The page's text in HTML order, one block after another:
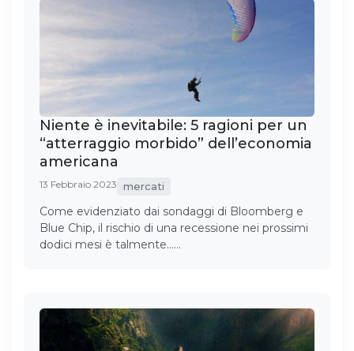
Niente è inevitabile: 5 ragioni per un
“atterraggio morbido” dell’economia
americana
13 Febbraio 2023 mercati
Come evidenziato dai sondaggi di Bloomberg e
Blue Chip, il rischio di una recessione nei prossimi
dodici mesi è talmente……